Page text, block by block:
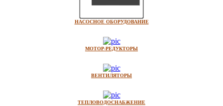
НАСОСНОЕ ОБОРУДОВАНИЕ
МОТОР-РЕДУКТОРЫ
ВЕНТИЛЯТОРЫ
ТЕПЛОВОДОСНАБЖЕНИЕ